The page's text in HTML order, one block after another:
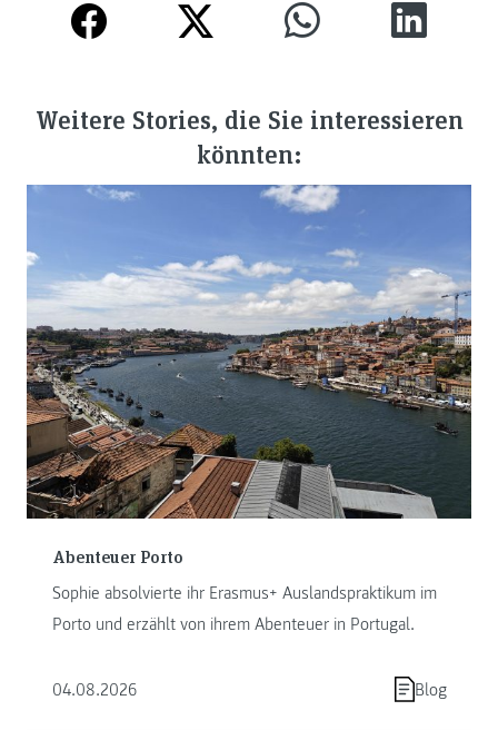
Weitere Stories, die Sie interessieren
könnten:
Abenteuer Porto
Sophie absolvierte ihr Erasmus+ Auslandspraktikum im
Porto und erzählt von ihrem Abenteuer in Portugal.
04.08.2026 Blog